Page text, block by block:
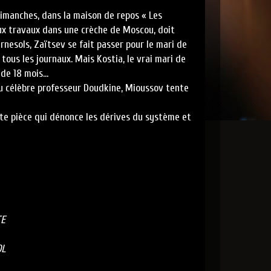
dans la maison de repos « Les
travaux dans une crèche de Moscou, doit
Zaïtsev se fait passer pour le mari de
les journaux. Mais Kostia, le vrai mari de
18 mois…
célèbre professeur Doudkine, Mioussov tente
pièce qui dénonce les dérives du système et